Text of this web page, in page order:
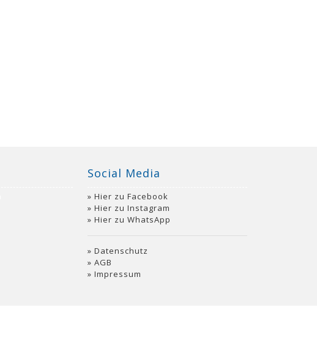
Social Media
Hier zu Facebook
Hier zu Instagram
Hier zu WhatsApp
Datenschutz
AGB
Impressum